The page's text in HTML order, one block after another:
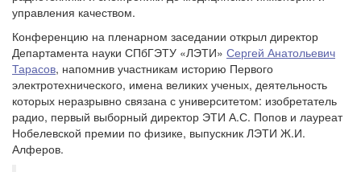
управления качеством.
Конференцию на пленарном заседании открыл директор
Департамента науки СПбГЭТУ «ЛЭТИ» Сергей Анатольевич
Тарасов, напомнив участникам историю Первого
электротехнического, имена великих ученых, деятельность
которых неразрывно связана с университетом: изобретатель
радио, первый выборный директор ЭТИ А.С. Попов и лауреат
Нобелевской премии по физике, выпускник ЛЭТИ Ж.И.
Алферов.